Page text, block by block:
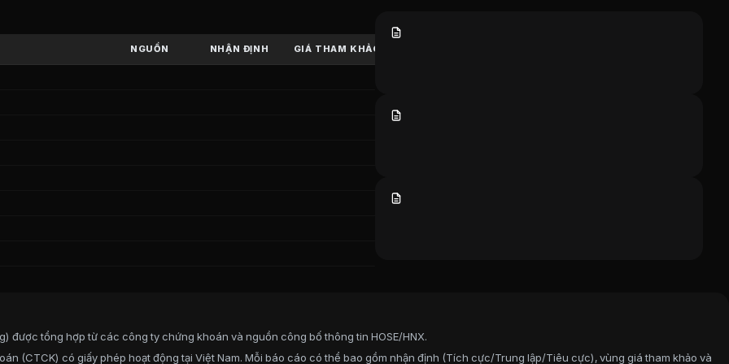
: 87,45%
) trên sàn UPCOM từ các công ty chứng khoán hàng đầu Việt Nam. Bao gồm phân loại đánh giá
NGUỒN NHẬN ĐỊNH GIÁ THAM KHẢO
được tổng hợp từ các công ty chứng khoán và nguồn công bố thông tin HOSE/HNX.
(CTCK) có giấy phép hoạt động tại Việt Nam. Mỗi báo cáo có thể bao gồm nhận định (Tích cực/Trung lập/Tiêu cực), vùng giá tham khảo và